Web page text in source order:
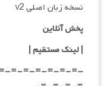
نسخه زبان اصلی v2
پخش آنلاین
| لینک مستقیم|
=-=-=-=-=-=-